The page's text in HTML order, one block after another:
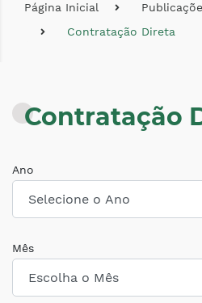
Página Inicial
Contratação Direta
Contratação
Ano
Mês